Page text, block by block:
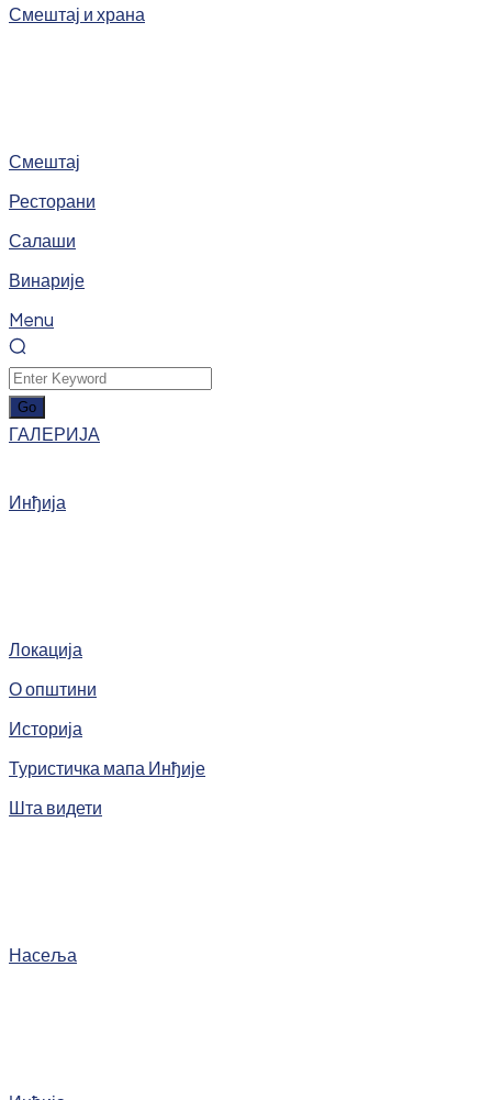
Смештај и храна
Смештај
Ресторани
Салаши
Винарије
Menu
ГАЛЕРИЈА
Инђија
Локација
О општини
Историја
Туристичка мапа Инђије
Шта видети
Насеља